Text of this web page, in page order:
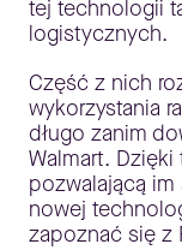
tej technologii
logistycznych.
Część z nich
wykorzystania
długo zanim
Walmart.
pozwalającą
nowej
zapoznać się z